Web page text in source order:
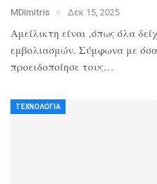
MDimitris Δεκ 15, 2025
Αμείλικτη είναι ,όπως όλα
εμβολιασμών. Σύμφωνα με όσα
προειδοποίησε τους…
ΤΕΧΝΟΛΟΓΊΑ